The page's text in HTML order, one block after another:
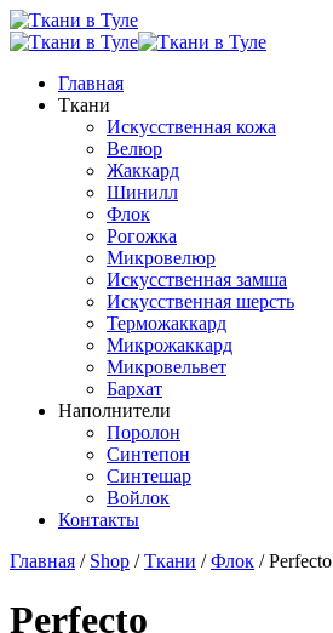
Главная
Ткани
Искусственная кожа
Велюр
Жаккард
Шинилл
Флок
Рогожка
Микровелюр
Искусственная замша
Искусственная шерсть
Терможаккард
Микрожаккард
Микровельвет
Бархат
Наполнители
Поролон
Синтепон
Синтешар
Войлок
Контакты
Главная / Shop /Ткани /Флок / Perfecto
Perfecto